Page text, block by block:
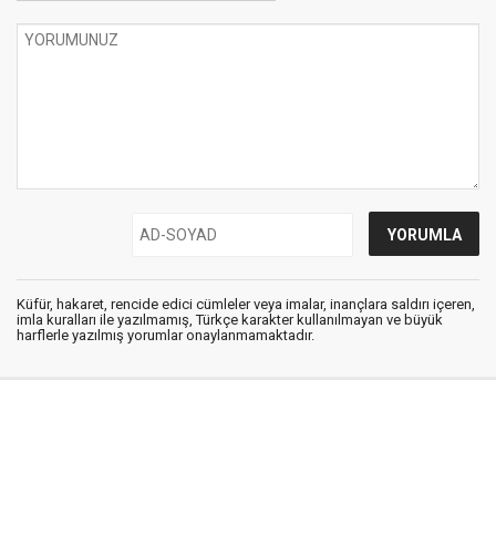
Küfür, hakaret, rencide edici cümleler veya imalar, inançlara saldırı içeren,
imla kuralları ile yazılmamış, Türkçe karakter kullanılmayan ve büyük
harflerle yazılmış yorumlar onaylanmamaktadır.